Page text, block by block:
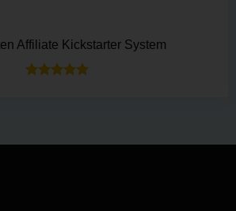
Affiliate Kickstarter System